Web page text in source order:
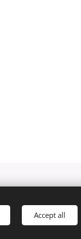
Nederlands
Accept all